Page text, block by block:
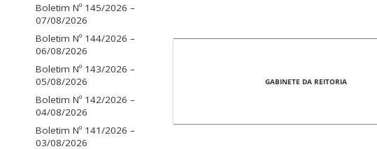
Boletim Nº 145/2026 –
07/08/2026
Boletim Nº 144/2026 –
06/08/2026
Boletim Nº 143/2026 –
05/08/2026
Boletim Nº 142/2026 –
04/08/2026
Boletim Nº 141/2026 –
03/08/2026
GABINETE DA REITORIA